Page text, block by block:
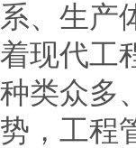
系、生产
着现代工
种类众多
势，工程